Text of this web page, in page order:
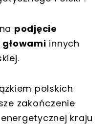
podjęcie
innych
polskich
zakończenie
kraju